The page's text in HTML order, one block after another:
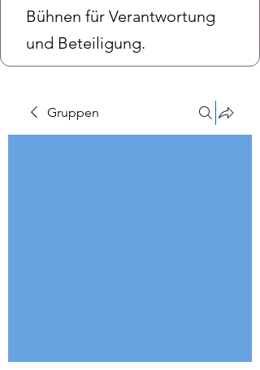
Bühnen für Verantwortung
und Beteiligung.
Gruppen